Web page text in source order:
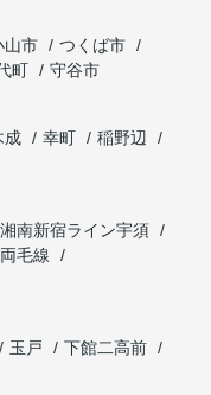
山市
つくば市
町
守谷市
成 幸町
稲野辺
湘南新宿ライン宇須
両毛線
玉戸
下館二高前